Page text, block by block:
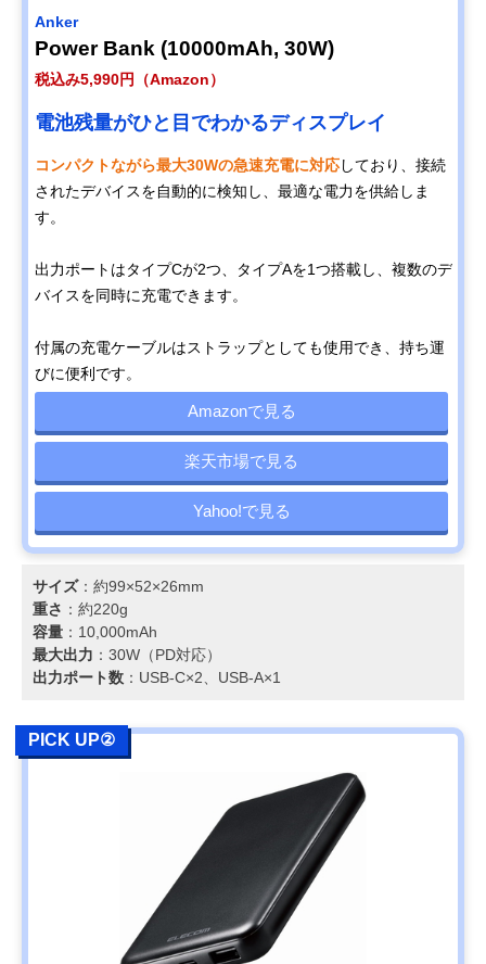
Anker
Power Bank (10000mAh, 30W)
税込み5,990円（Amazon）
電池残量がひと目でわかるディスプレイ
コンパクトながら最大30Wの急速充電に対応しており、接続
されたデバイスを自動的に検知し、最適な電力を供給しま
す。
出力ポートはタイプCが2つ、タイプAを1つ搭載し、複数のデ
バイスを同時に充電できます。
付属の充電ケーブルはストラップとしても使用でき、持ち運
びに便利です。
Amazonで見る
楽天市場で見る
Yahoo!で見る
サイズ：約99×52×26mm
重さ ：約220g
容量 ：10,000mAh
最大出力 ：30W（PD対応）
出力ポート数 ：USB-C×2、USB-A×1
PICK UP②